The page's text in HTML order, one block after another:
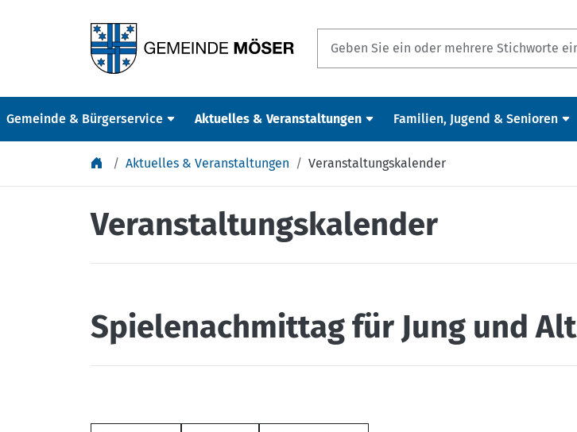
Gemeinde & Bürgerservice Aktuelles & Veranstaltungen Familien, Jugend & Senioren
Aktuelles & Veranstaltungen Veranstaltungskalender
Veranstaltungskalender
Spielenachmittag für Jung und Alt